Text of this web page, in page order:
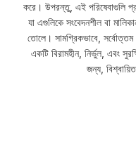
করে। উপরন্তু, এই পরিষেবাগুলি
যা এগুলিকে সংবেদনশীল বা
তোলে। সামগ্রিকভাবে, সর্বোত্তম
একটি বিরামহীন, নির্ভুল, এবং
জন্য,